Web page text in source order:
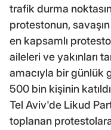
trafik durma
protestonun,
en kapsamlı
aileleri ve yakınları
amacıyla bir günlük
500 bin kişinin
Tel Aviv'de Likud
toplanan